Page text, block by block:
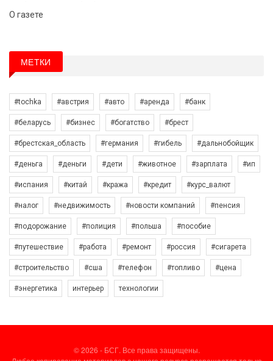
О газете
МЕТКИ
#tochka #австрия #авто #аренда #банк
#беларусь #бизнес #богатство #брест
#брестская_область #германия #гибель #дальнобойщик
#деньга #деньги #дети #животное #зарплата #ип
#испания #китай #кража #кредит #курс_валют
#налог #недвижимость #новости компаний #пенсия
#подорожание #полиция #польша #пособие
#путешествие #работа #ремонт #россия #сигарета
#строительство #сша #телефон #топливо #цена
#энергетика интерьер технологии
© 2026 - БСГ. Все права защищены.